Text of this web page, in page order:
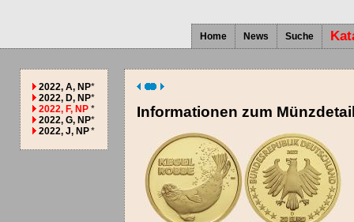
Home News Suche
2022, A, NP*
2022, D, NP*
2022, F, NP *
2022, G, NP*
2022, J, NP*
Informationen zum